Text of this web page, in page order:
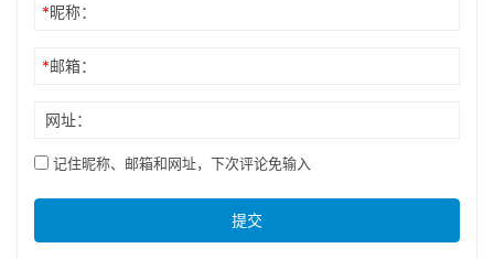
*昵称：
*邮箱：
网址：
记住昵称、邮箱和网址，下次评论免输入
提交